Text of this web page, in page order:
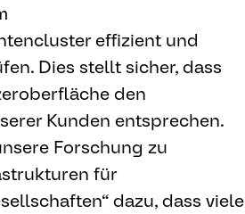
effizient und
Dies stellt sicher, dass
den
Kunden entsprechen.
Forschung zu
für
dazu, dass viele